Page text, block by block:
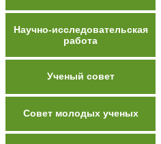
Научно-исследовательская
работа
Ученый совет
Совет молодых ученых